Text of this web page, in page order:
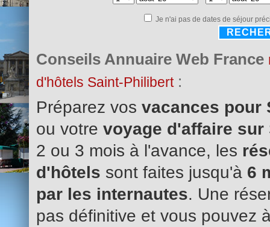
Je n'ai pas de dates de séjour
Conseils Annuaire Web France
d'hôtels Saint-Philibert:
Préparez vos vacances pour
ou votre voyage d'affaire sur
2 ou 3 mois à l'avance, les
d'hôtels sont faites jusqu'à 6
par les internautes. Une
pas définitive et vous pouvez